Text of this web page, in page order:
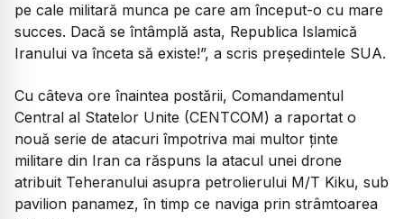
pe cale militară munca pe care am început-o cu mare
succes. Dacă se întâmplă asta, Republica Islamică
Iranului va înceta să existe!”, a scris președintele SUA.
Cu câteva ore înaintea postării, Comandamentul
Central al Statelor Unite (CENTCOM) a raportat o
nouă serie de atacuri împotriva mai multor ținte
militare din Iran ca răspuns la atacul unei drone
atribuit Teheranului asupra petrolierului M/T Kiku, sub
pavilion panamez, în timp ce naviga prin strâmtoarea